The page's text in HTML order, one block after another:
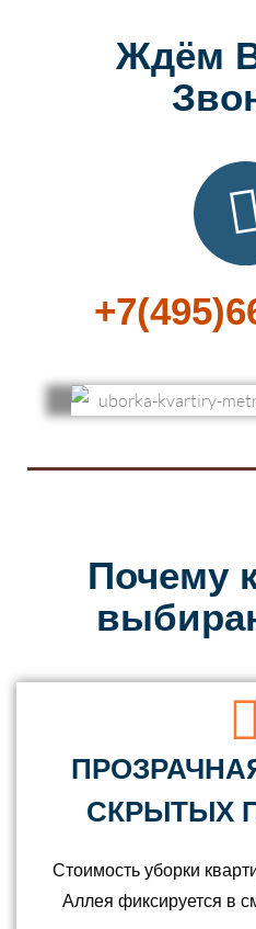
Ждём
Почему
СКРЫТЫХ
Стоимость уборки
Аллея фиксируется в